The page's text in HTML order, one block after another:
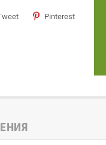
Pinterest